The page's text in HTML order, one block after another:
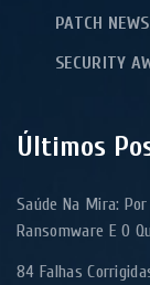
PATCH
SECURITY
Últimos
Saúde Na Mira:
Ransomware E O
84 Falhas